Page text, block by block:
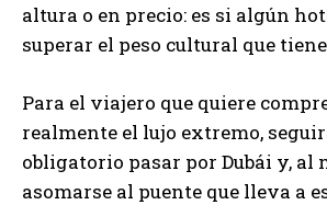
altura o en precio: es si algún
superar el peso cultural que
Para el viajero que quiere
realmente el lujo extremo,
obligatorio pasar por Dubái y, al
asomarse al puente que lleva a